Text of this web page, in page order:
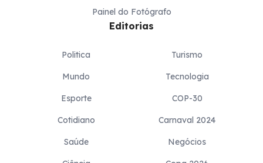
Painel do Fotógrafo
Editorias
Politica
Mundo
Esporte
Cotidiano
Saúde
Turismo
Tecnologia
COP-30
Carnaval 2024
Negócios